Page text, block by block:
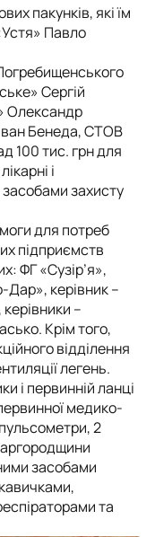
пакунків, які їм
Павло
Сергій
Олександр
Бенеда, СТОВ
100 тис. грн для
і
захисту
для потреб
підприємств
ФГ «Сузір’я»,
Дар», керівник –
–
Крім того,
відділення
легень.
і первинній ланці
медико-
2
засобами
та